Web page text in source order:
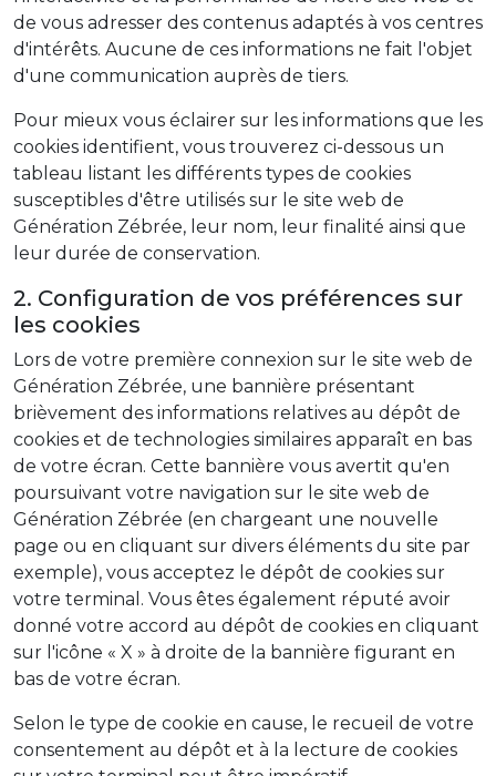
de vous adresser des contenus adaptés à vos centres
d'intérêts. Aucune de ces informations ne fait l'objet
d'une communication auprès de tiers.
Pour mieux vous éclairer sur les informations que les
cookies identifient, vous trouverez ci-dessous un
tableau listant les différents types de cookies
susceptibles d'être utilisés sur le site web de
Génération Zébrée, leur nom, leur finalité ainsi que
leur durée de conservation.
2. Configuration de vos préférences sur
les cookies
Lors de votre première connexion sur le site web de
Génération Zébrée, une bannière présentant
brièvement des informations relatives au dépôt de
cookies et de technologies similaires apparaît en bas
de votre écran. Cette bannière vous avertit qu'en
poursuivant votre navigation sur le site web de
Génération Zébrée (en chargeant une nouvelle
page ou en cliquant sur divers éléments du site par
exemple), vous acceptez le dépôt de cookies sur
votre terminal. Vous êtes également réputé avoir
donné votre accord au dépôt de cookies en cliquant
sur l'icône « X » à droite de la bannière figurant en
bas de votre écran.
Selon le type de cookie en cause, le recueil de votre
consentement au dépôt et à la lecture de cookies